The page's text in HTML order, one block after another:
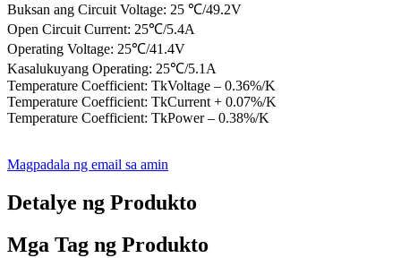
Buksan ang Circuit Voltage: 25 ℃/49.2V
Open Circuit Current: 25℃/5.4A
Operating Voltage: 25℃/41.4V
Kasalukuyang Operating: 25℃/5.1A
Temperature Coefficient: TkVoltage – 0.36%/K
Temperature Coefficient: TkCurrent + 0.07%/K
Temperature Coefficient: TkPower – 0.38%/K
Magpadala ng email sa amin
Detalye ng Produkto
Mga Tag ng Produkto